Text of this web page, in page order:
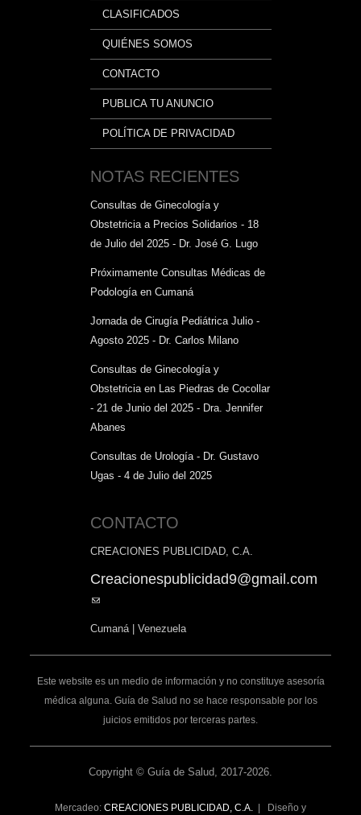
CLASIFICADOS
QUIÉNES SOMOS
CONTACTO
PUBLICA TU ANUNCIO
POLÍTICA DE PRIVACIDAD
NOTAS RECIENTES
Consultas de Ginecología y
Obstetricia a Precios Solidarios - 18
de Julio del 2025 - Dr. José G. Lugo
Próximamente Consultas Médicas de
Podología en Cumaná
Jornada de Cirugía Pediátrica Julio -
Agosto 2025 - Dr. Carlos Milano
Consultas de Ginecología y
Obstetricia en Las Piedras de Cocollar
- 21 de Junio del 2025 - Dra. Jennifer
Abanes
Consultas de Urología - Dr. Gustavo
Ugas - 4 de Julio del 2025
CONTACTO
CREACIONES PUBLICIDAD, C.A.
Creacionespublicidad9@gmail.com
(link
mail)
Cumaná | Venezuela
Este website es un medio de información y no constituye asesoría
médica alguna. Guía de Salud no se hace responsable por los
juicios emitidos por terceras partes.
Copyright © Guía de Salud, 2017-2026.
Mercadeo: CREACIONES PUBLICIDAD, C.A. | Diseño y